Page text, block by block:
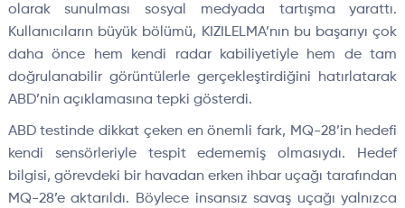
olarak sunulması sosyal medyada tartışma yarattı.
Kullanıcıların büyük bölümü, KIZILELMA’nın bu başarıyıçok
daha önce hem kendi radar kabiliyetiyle hem de tam
doğrulanabilir görüntülerle gerçekleştirdiğini hatırlatarak
ABD’nin açıklamasına tepki gösterdi.
ABD testinde dikkat çeken en önemli fark, MQ-28’in hedefi
kendi sensörleriyle tespit edememiş olmasıydı. Hedef
bilgisi, görevdeki bir havadan erken ihbar uçağı tarafından
MQ-28’e aktarıldı. Böylece insansız savaş uçağı yalnızca